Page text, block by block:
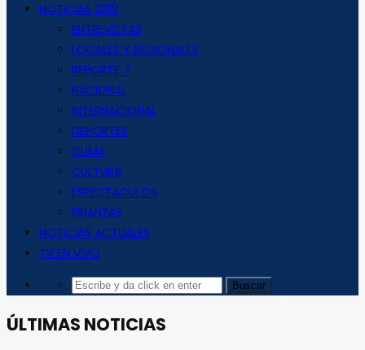
NOTICIAS 2019
ENTREVISTAS
LOCALES Y REGIONALES
REPORTE 7
NACIONAL
INTERNACIONAL
DEPORTES
CLIMA
CULTURA
ESPECTACULOS
FINANZAS
NOTICIAS ACTUALES
TV EN VIVO
ÚLTIMAS NOTICIAS